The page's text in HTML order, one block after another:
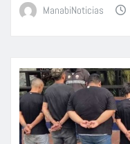
ManabiNoticias